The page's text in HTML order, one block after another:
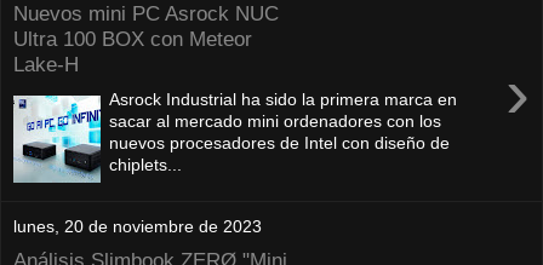
Nuevos mini PC Asrock NUC
Ultra 100 BOX con Meteor
Lake-H
›
Asrock Industrial ha sido la primera marca en
sacar al mercado mini ordenadores con los
nuevos procesadores de Intel con diseño de
chiplets...
lunes, 20 de noviembre de 2023